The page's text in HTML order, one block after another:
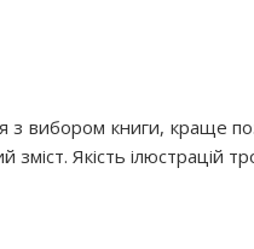
з вибором книги, краще
зміст. Якість ілюстрацій